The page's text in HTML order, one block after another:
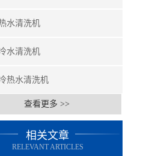
水清洗机
水清洗机
热水清洗机
查看更多 >>
相关文章
RELEVANT ARTICLES